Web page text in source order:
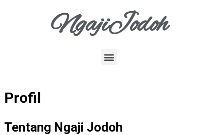
NgajiJodoh
Profil
Tentang Ngaji Jodoh